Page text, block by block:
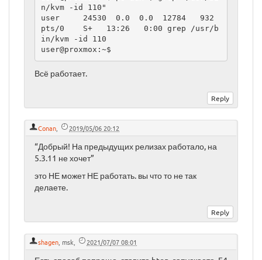
n/kvm -id 110"
user     24530  0.0  0.0  12784   932
pts/0    S+   13:26   0:00 grep /usr/b
in/kvm -id 110
user@proxmox:~$
Всё работает.
Conan 2019/05/06 20:12
“Добрый! На предыдущих релизах работало, на
5.3.11 не хочет”
это НЕ может НЕ работать. вы что то не так
делаете.
shagen, msk, 2021/07/07 08:01